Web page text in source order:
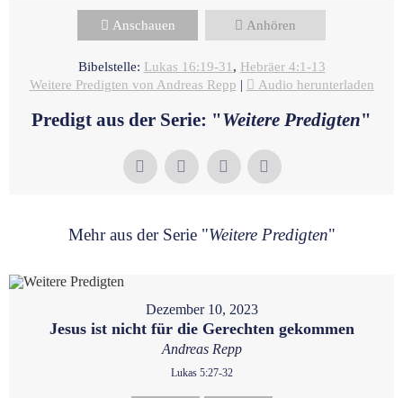
Anschauen Anhören
Bibelstelle: Lukas 16:19-31 , Hebräer 4:1-13
Weitere Predigten von Andreas Repp | Audio herunterladen
Predigt aus der Serie: "Weitere Predigten"
Mehr aus der Serie "Weitere Predigten"
Dezember 10, 2023
Jesus ist nicht für die Gerechten gekommen
Andreas Repp
Lukas 5:27-32